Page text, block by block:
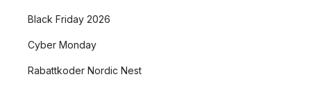
Black Friday 2026
Cyber Monday
Rabattkoder Nordic Nest